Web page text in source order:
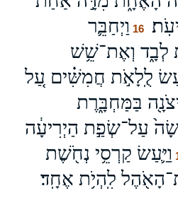
16 וַיְחַבֵּ֛ר
לְבָ֑ד וְאֶת־שֵׁ֥שׁ
לֻֽלָאֹ֣ת חֲמִשִּׁ֗ים עַ֚ל
בַּמַּחְבָּ֑רֶת
עַל־שְׂפַ֣ת הַיְרִיעָ֔ה
וַיַּ֛עַשׂ קַרְסֵ֥י נְחֹ֖שֶׁת
לִֽהְיֹ֥ת אֶחָֽד׃